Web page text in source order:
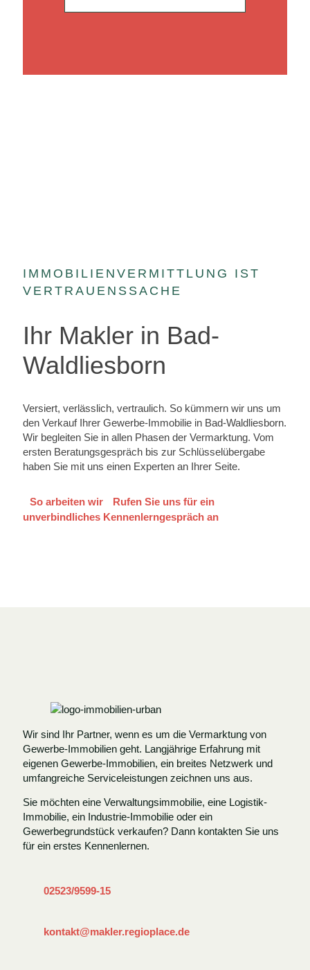
IMMOBILIENVERMITTLUNG IST
VERTRAUENSSACHE
Ihr Makler in Bad-
Waldliesborn
Versiert, verlässlich, vertraulich. So kümmern wir uns um
den Verkauf Ihrer Gewerbe-Immobilie in Bad-Waldliesborn.
Wir begleiten Sie in allen Phasen der Vermarktung. Vom
ersten Beratungsgespräch bis zur Schlüsselübergabe
haben Sie mit uns einen Experten an Ihrer Seite.
So arbeiten wir
Rufen Sie uns für ein
unverbindliches Kennenlerngespräch an
Wir sind Ihr Partner, wenn es um die Vermarktung von
Gewerbe-Immobilien geht. Langjährige Erfahrung mit
eigenen Gewerbe-Immobilien, ein breites Netzwerk und
umfangreiche Serviceleistungen zeichnen uns aus.
Sie möchten eine Verwaltungsimmobilie, eine Logistik-
Immobilie, ein Industrie-Immobilie oder ein
Gewerbegrundstück verkaufen? Dann kontakten Sie uns
für ein erstes Kennenlernen.
02523/9599-15
kontakt@makler.regioplace.de